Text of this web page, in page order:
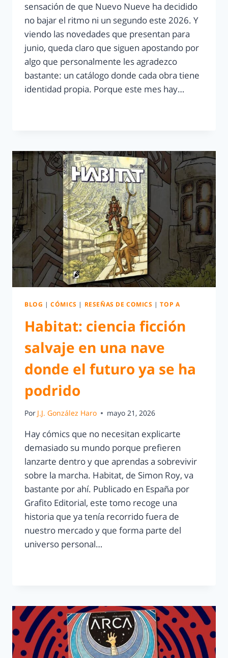
sensación de que Nuevo Nueve ha decidido
no bajar el ritmo ni un segundo este 2026. Y
viendo las novedades que presentan para
junio, queda claro que siguen apostando por
algo que personalmente les agradezco
bastante: un catálogo donde cada obra tiene
identidad propia. Porque este mes hay…
BLOG |CÓMICS | RESEÑAS DE COMICS |TOP A
Habitat: ciencia ficción
salvaje en una nave
donde el futuro ya se ha
podrido
Por J.J. González Haro mayo 21, 2026
Hay cómics que no necesitan explicarte
demasiado su mundo porque prefieren
lanzarte dentro y que aprendas a sobrevivir
sobre la marcha. Habitat, de Simon Roy, va
bastante por ahí. Publicado en España por
Grafito Editorial, este tomo recoge una
historia que ya tenía recorrido fuera de
nuestro mercado y que forma parte del
universo personal…